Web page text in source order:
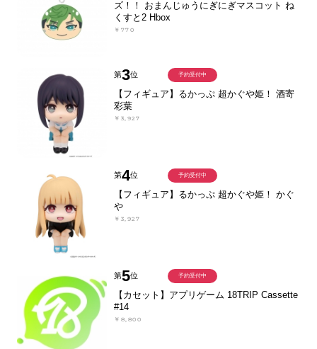
ズ！！ おまんじゅうにぎにぎマスコット ね
くすと2 Hbox
￥770
第3位
【フィギュア】るかっぷ 超かぐや姫！ 酒寄
彩葉
￥3,927
予約受付中
第4位
【フィギュア】るかっぷ 超かぐや姫！ かぐ
や
￥3,927
予約受付中
第5位
【カセット】アプリゲーム 18TRIP Cassette
#14
￥8,800
予約受付中